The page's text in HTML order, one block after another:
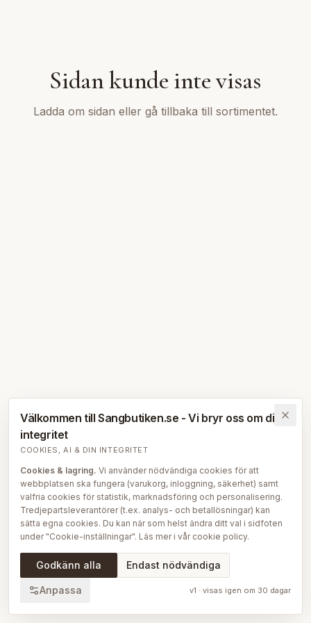
Sidan kunde inte visas
Ladda om sidan eller gå tillbaka till sortimentet.
Välkommen till Sangbutiken.se - Vi bryr oss om din
integritet
COOKIES, AI & DIN INTEGRITET
Cookies & lagring. Vi använder nödvändiga cookies för att
webbplatsen ska fungera (varukorg, inloggning, säkerhet) samt
valfria cookies för statistik, marknadsföring och personalisering.
Tredjepartsleverantörer (t.ex. analys- och betallösningar) kan
sätta egna cookies. Du kan när som helst ändra ditt val i sidfoten
under "Cookie-inställningar". Läs mer i vår cookie policy.
AI på Sängbutiken.För att ge dig en bättre upplevelse använder
vi delvis AI-teknik — bl.a. för smartare sök- och
att skapa, översätta och redigera delar av vårt redaktionella
Godkänn alla Endast nödvändiga
Anpassa v1 · visas igen om 30 dagar